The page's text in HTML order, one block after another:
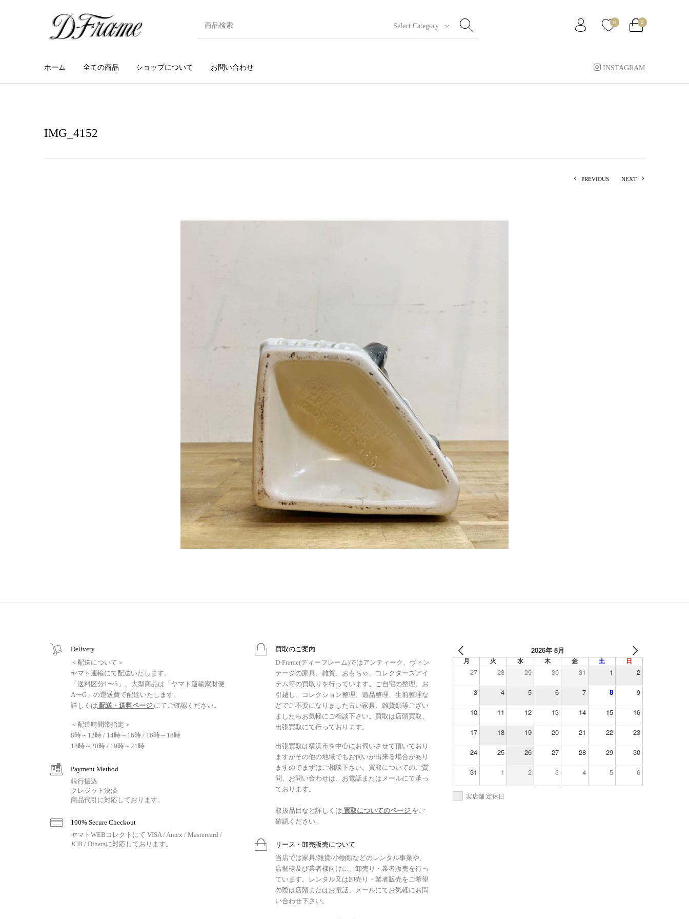
Select Category 0 0
ホーム 全ての商品 ショップについて お問い合わせ INSTAGRAM
IMG_4152
PREVIOUS NEXT
Delivery
＜配送について＞
ヤマト運輸にて配送いたします。
「送料区分1〜5」、大型商品は「ヤマト運輸家財便
A〜G」の運送費で配達いたします。
詳しくは 配送・送料ページ にてご確認ください。
＜配達時間帯指定＞
8時～12時 / 14時～16時 / 16時～18時
18時～20時 / 19時～21時
Payment Method
銀行振込
クレジット決済
商品代引に対応しております。
100% Secure Checkout
ヤマトWEBコレクトにて VISA / Amex / Mastercard /
JCB / Dinersに対応しております。
買取のご案内
D-Frame(ディーフレーム)ではアンティーク、ヴィン
テージの家具、雑貨、おもちゃ、コレクターズアイ
テム等の買取りを行っています。ご自宅の整理、お
引越し、コレクション整理、遺品整理、生前整理な
どでご不要になりました古い家具、雑貨類等ござい
ましたらお気軽にご相談下さい。買取は店頭買取、
出張買取にて行っております。
出張買取は横浜市を中心にお伺いさせて頂いており
ますがその他の地域でもお伺いが出来る場合があり
ますのでまずはご相談下さい。買取についてのご質
問、お問い合わせは、お電話またはメールにて承っ
ております。
取扱品目など詳しくは 買取についてのページ をご
確認ください。
リース・卸売販売について
当店では家具/雑貨/小物類などのレンタル事業や、
店舗様及び業者様向けに、卸売り・業者販売を行っ
ています。レンタル又は卸売り・業者販売をご希望
の際は店頭またはお電話、メールにてお気軽にお問
い合わせ下さい。
2026年 8月
月 火 水 木 金 土 日
27 28 29 30 31 1 2
3 4 5 6 7 8 9
10 11 12 13 14 15 16
17 18 19 20 21 22 23
24 25 26 27 28 29 30
31 1 2 3 4 5 6
実店舗 定休日